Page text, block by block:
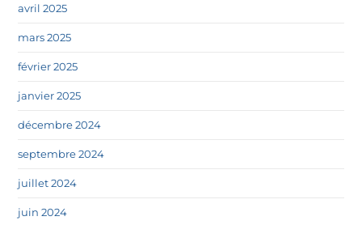
avril 2025
mars 2025
février 2025
janvier 2025
décembre 2024
septembre 2024
juillet 2024
juin 2024